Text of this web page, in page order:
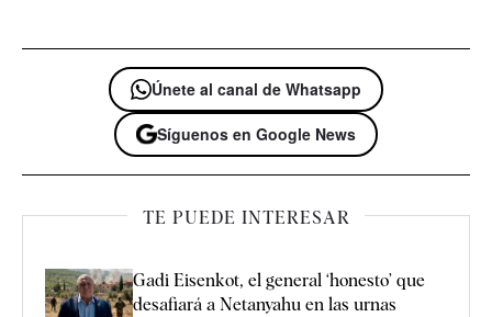
Únete al canal de Whatsapp
Síguenos en Google News
TE PUEDE INTERESAR
Gadi Eisenkot, el general ‘honesto’ que
desafiará a Netanyahu en las urnas